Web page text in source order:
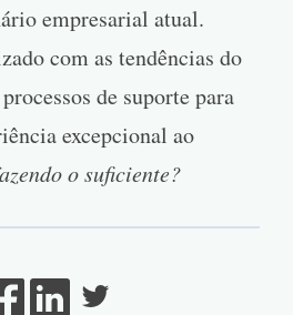
empresarial atual.
com as tendências do
de suporte para
excepcional ao
o suficiente?